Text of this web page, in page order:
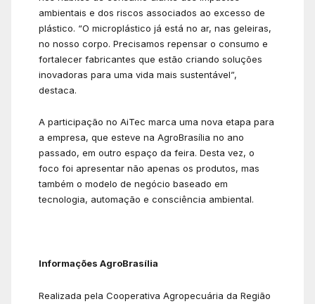
ambientais e dos riscos associados ao excesso de
plástico. “O microplástico já está no ar, nas geleiras,
no nosso corpo. Precisamos repensar o consumo e
fortalecer fabricantes que estão criando soluções
inovadoras para uma vida mais sustentável”,
destaca.
A participação no AiTec marca uma nova etapa para
a empresa, que esteve na AgroBrasília no ano
passado, em outro espaço da feira. Desta vez, o
foco foi apresentar não apenas os produtos, mas
também o modelo de negócio baseado em
tecnologia, automação e consciência ambiental.
Informações AgroBrasília
Realizada pela Cooperativa Agropecuária da Região